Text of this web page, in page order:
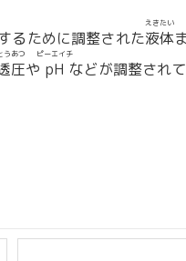
るために調整された液体
えきたい
圧
うあつ
や pH
ピーエイチ
などが調整されて